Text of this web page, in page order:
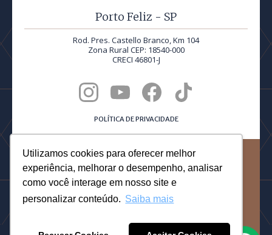
Utilizamos cookies para oferecer melhor
experiência, melhorar o desempenho, analisar
como você interage em nosso site e
personalizar conteúdo. Saiba mais
Porto Feliz - SP
Rod. Pres. Castello Branco, Km 104
Zona Rural CEP: 18540-000
CRECI 46801-J
POLÍTICA DE PRIVACIDADE
©2026 Quadra Realty® | Todos os direitos reservados.
DESIGNED BY DOTTORI